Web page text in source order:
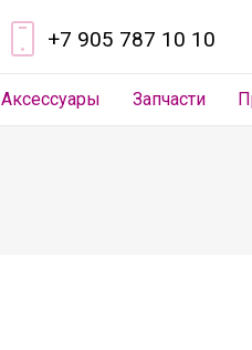
+7 905 787 10 10
Аксессуары Запчасти